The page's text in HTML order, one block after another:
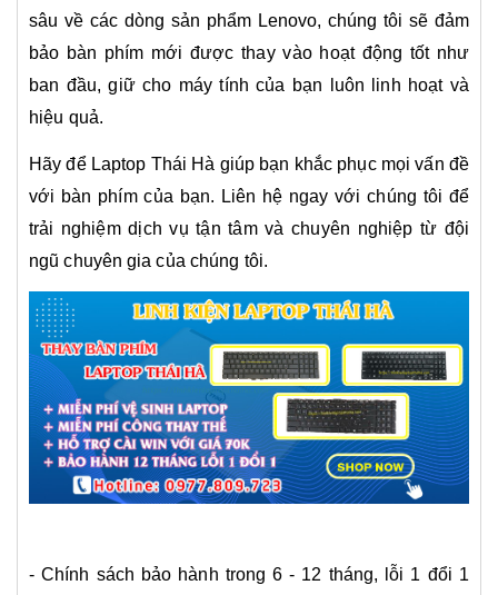
sâu về các dòng sản phẩm Lenovo, chúng tôi sẽ đảm
bảo bàn phím mới được thay vào hoạt động tốt như
ban đầu, giữ cho máy tính của bạn luôn linh hoạt và
hiệu quả.
Hãy để Laptop Thái Hà giúp bạn khắc phục mọi vấn đề
với bàn phím của bạn. Liên hệ ngay với chúng tôi để
trải nghiệm dịch vụ tận tâm và chuyên nghiệp từ đội
ngũ chuyên gia của chúng tôi.
- Chính sách bảo hành trong 6 - 12 tháng, lỗi 1 đổi 1